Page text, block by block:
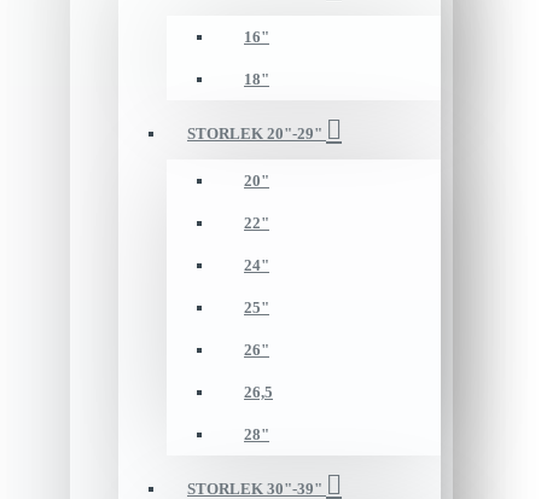
16"
18"
STORLEK 20"-29"
20"
22"
24"
25"
26"
26,5
28"
STORLEK 30"-39"